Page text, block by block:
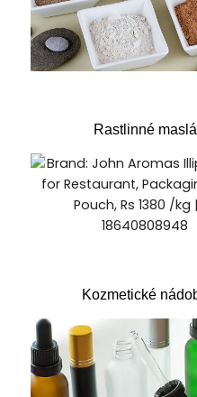
Rastlinné maslá
Kozmetické